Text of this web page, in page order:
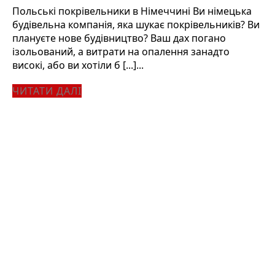
Польські покрівельники в Німеччині Ви німецька
будівельна компанія, яка шукає покрівельників? Ви
плануєте нове будівництво? Ваш дах погано
ізольований, а витрати на опалення занадто
високі, або ви хотіли б [...]...
ЧИТАТИ ДАЛІ